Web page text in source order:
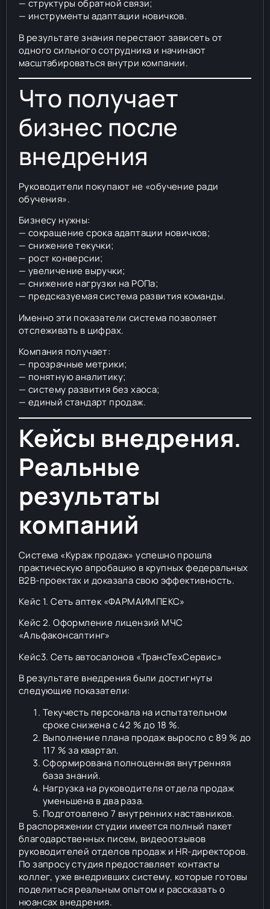
— структуры обратной связи;
— инструменты адаптации новичков.
В результате знания перестают зависеть от
одного сильного сотрудника и начинают
масштабироваться внутри компании.
Что получает
бизнес после
внедрения
Руководители покупают не «обучение ради
обучения».
Бизнесу нужны:
— сокращение срока адаптации новичков;
— снижение текучки;
— рост конверсии;
— увеличение выручки;
— снижение нагрузки на РОПа;
— предсказуемая система развития команды.
Именно эти показатели система позволяет
отслеживать в цифрах.
Компания получает:
— прозрачные метрики;
— понятную аналитику;
— систему развития без хаоса;
— единый стандарт продаж.
Кейсы внедрения.
Реальные
результаты
компаний
Система «Кураж продаж» успешно прошла
практическую апробацию в крупных федеральных
B2B-проектах и доказала свою эффективность.
Кейс 1. Сеть аптек «ФАРМАИМПЕКС»
Кейс 2. Оформление лицензий МЧС
«Альфаконсалтинг»
Кейс3. Сеть автосалонов «ТрансТехСервис»
В результате внедрения были достигнуты
следующие показатели:
Текучесть персонала на испытательном
сроке снижена с 42 % до 18 %.
Выполнение плана продаж выросло с 89 % до
117 % за квартал.
Сформирована полноценная внутренняя
база знаний.
Нагрузка на руководителя отдела продаж
уменьшена в два раза.
Подготовлено 7 внутренних наставников.
В распоряжении студии имеется полный пакет
благодарственных писем, видеоотзывов
руководителей отделов продаж и HR-директоров.
По запросу студия предоставляет контакты
коллег, уже внедривших систему, которые готовы
поделиться реальным опытом и рассказать о
нюансах внедрения.